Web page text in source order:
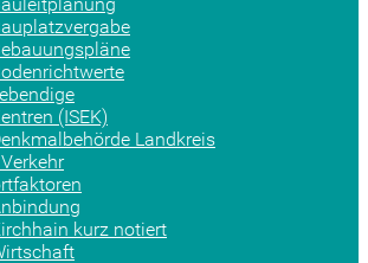
(ISEK)
Landkreis
kurz notiert